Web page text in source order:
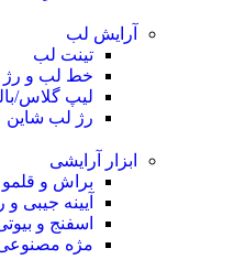
آرایش لب
تینت لب
خط لب و
لیپ گلاس/
رژ لب شاین
ابزار آرایشی
براش و قلمو
آیینه جیبی
اسفنج و
مژه